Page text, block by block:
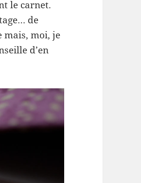
le carnet.
de
mais, moi, je
d’en